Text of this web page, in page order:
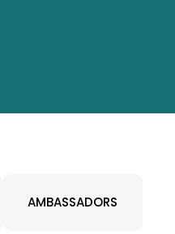
AMBASSADORS